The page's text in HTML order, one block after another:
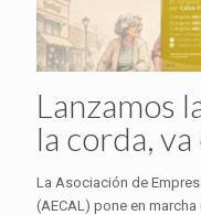
Lanzamos
la corda, va
La Asociación de
(AECAL) pone en